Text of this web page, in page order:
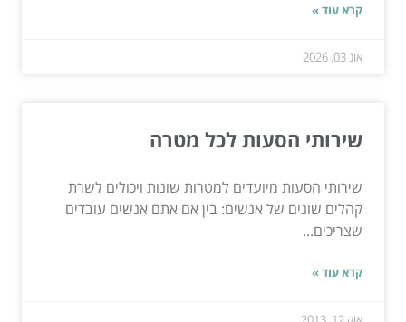
קרא עוד »
אוג 03, 2026
שירותי הסעות לכל מטרה
שירותי הסעות מיועדים למטרות שונות ויכולים לשרת
קהלים שונים של אנשים: בין אם אתם אנשים עובדים
שצריכים...
קרא עוד »